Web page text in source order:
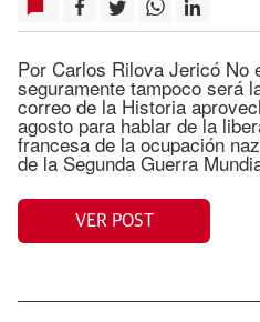
Por Carlos Rilova Jericó No
seguramente tampoco será
correo de la Historia
agosto para hablar de la
francesa de la ocupación
de la Segunda Guerra
VER POST